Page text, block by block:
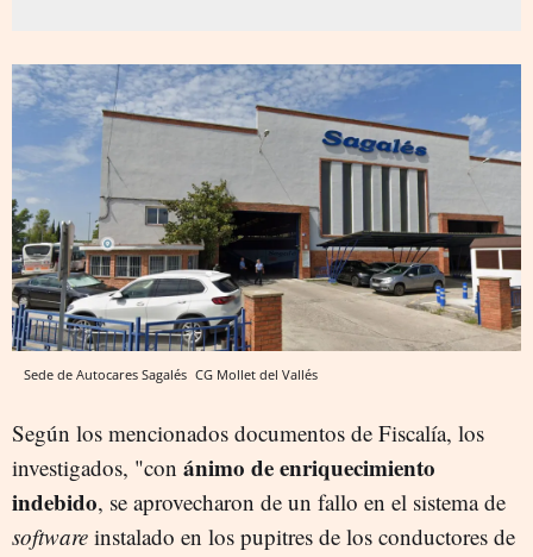
Sede de Autocares Sagalés CG Mollet del Vallés
Según los mencionados documentos de Fiscalía, los
investigados, "con ánimo de enriquecimiento
indebido, se aprovecharon de un fallo en el sistema de
software instalado en los pupitres de los conductores de